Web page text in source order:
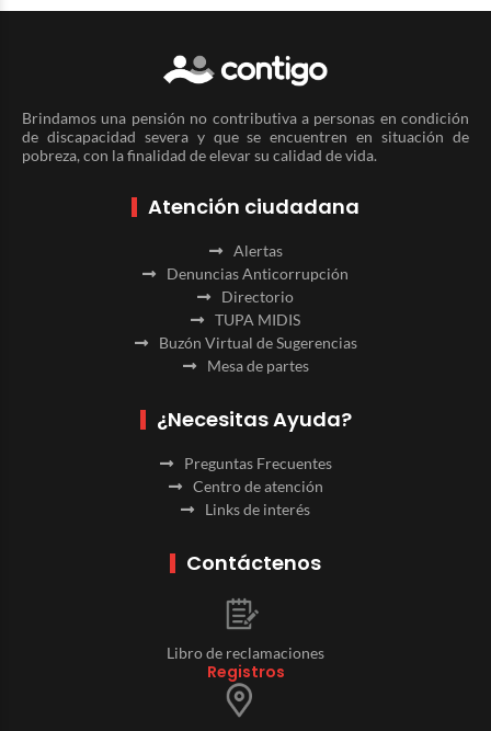
Brindamos una pensión no contributiva a personas en condición
de discapacidad severa y que se encuentren en situación de
pobreza, con la finalidad de elevar su calidad de vida.
Atención ciudadana
Alertas
Denuncias Anticorrupción
Directorio
TUPA MIDIS
Buzón Virtual de Sugerencias
Mesa de partes
¿Necesitas Ayuda?
Preguntas Frecuentes
Centro de atención
Links de interés
Contáctenos
Libro de reclamaciones
Registros